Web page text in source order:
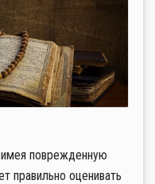
поврежденную
правильно оценивать